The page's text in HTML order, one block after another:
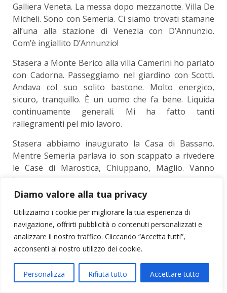
Diamo valore alla tua privacy
Utilizziamo i cookie per migliorare la tua esperienza di
navigazione, offrirti pubblicità o contenuti personalizzati e
analizzare il nostro traffico. Cliccando “Accetta tutti”,
acconsenti al nostro utilizzo dei cookie.
Personalizza Rifiuta tutto Accettare tutto
Galliera Veneta. La messa dopo mezzanotte. Villa De
Micheli. Sono con Semeria. Ci siamo trovati stamane
all’una alla stazione di Venezia con D’Annunzio.
Com’è ingiallito D’Annunzio!
Stasera a Monte Berico alla villa Camerini ho parlato
con Cadorna. Passeggiamo nel giardino con Scotti.
Andava col suo solito bastone. Molto energico,
sicuro, tranquillo. È un uomo che fa bene. Liquida
continuamente generali. Mi ha fatto tanti
rallegramenti pel mio lavoro.
Stasera abbiamo inaugurato la Casa di Bassano.
Mentre Semeria parlava io son scappato a rivedere
le Case di Marostica, Chiuppano, Maglio. Vanno
benone.
Sia benedetto il Signore!
14 aprile
A Gemona. In casa dell’arciprete.
visitato la Casa del Soldato a Dogna e ne ho
combinate delle altre, più avanzate. Stasera dormo